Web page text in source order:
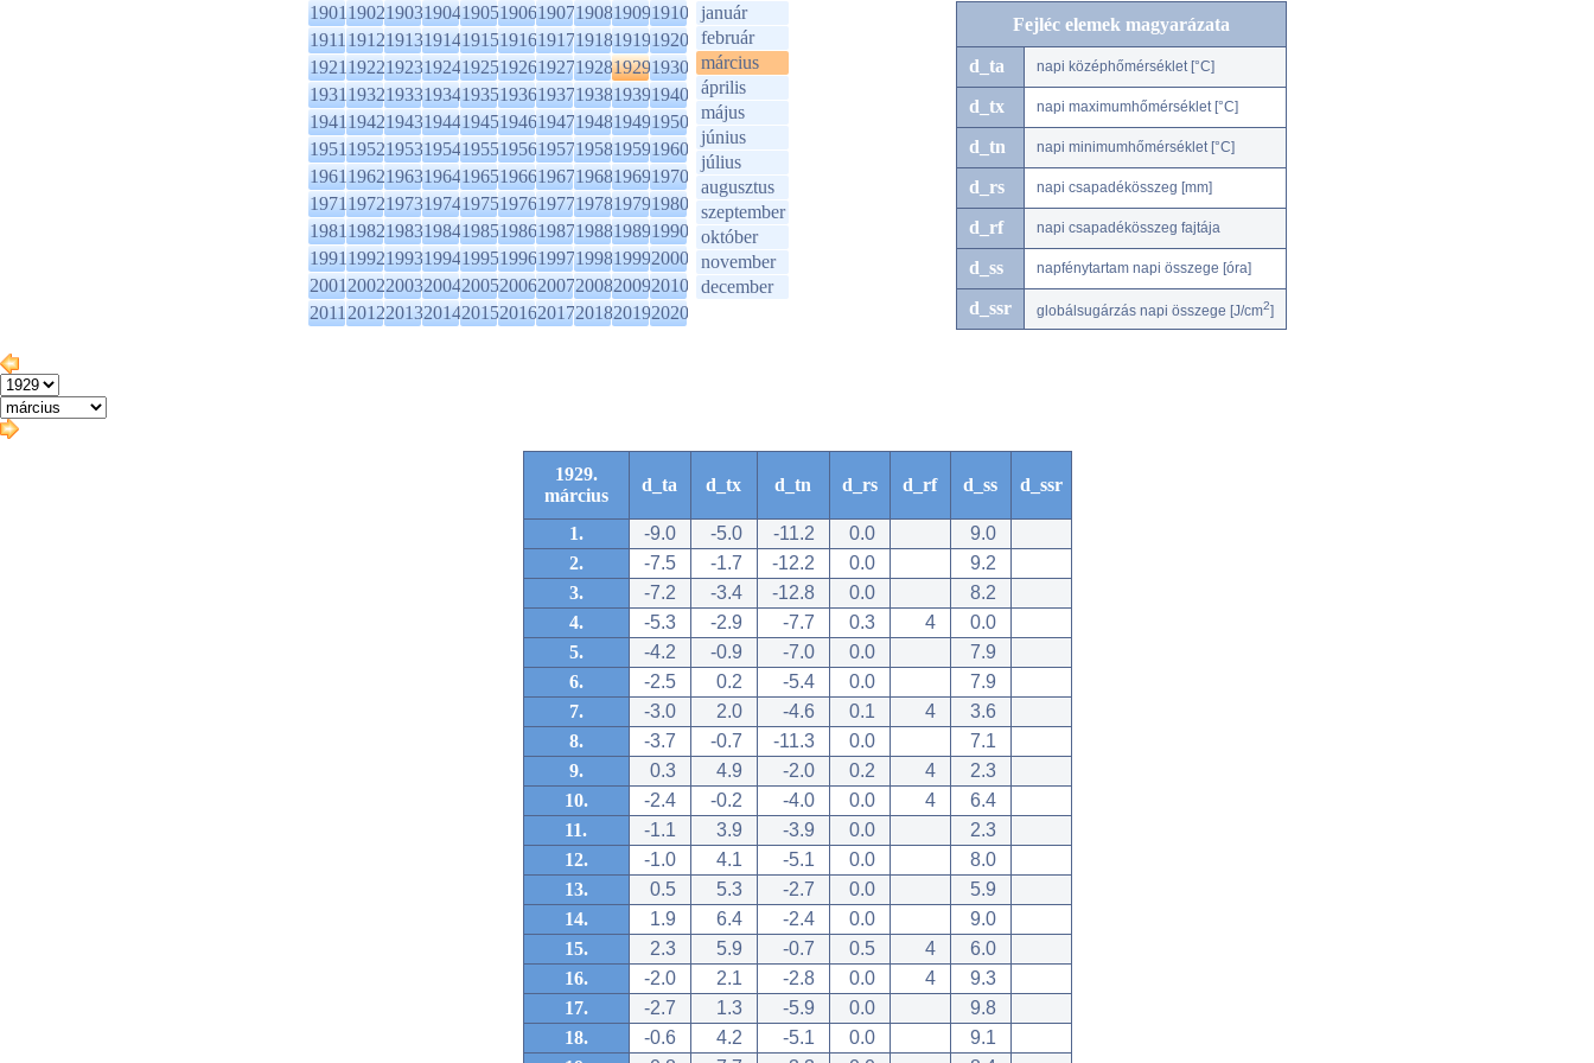
1901190219031904190519061907190819091910
1911191219131914191519161917191819191920
1921192219231924192519261927192819291930
1931193219331934193519361937193819391940
1941194219431944194519461947194819491950
1951195219531954195519561957195819591960
1961196219631964196519661967196819691970
1971197219731974197519761977197819791980
1981198219831984198519861987198819891990
1991199219931994199519961997199819992000
2001200220032004200520062007200820092010
2011201220132014201520162017201820192020
január
február
március
április
május
június
július
augusztus
szeptember
október
november
december
Fejléc elemek magyarázata
d_ta napi középhőmérséklet [°C]
d_tx napi maximumhőmérséklet [°C]
d_tn napi minimumhőmérséklet [°C]
d_rs napi csapadékösszeg [mm]
d_rf napi csapadékösszeg fajtája
d_ss napfénytartam napi összege [óra]
d_ssr globálsugárzás napi összege [J/cm2]
1929.
március
d_ta d_tx d_tn d_rs d_rf d_ss d_ssr
1. -9.0 -5.0 -11.2 0.0
9.0
2.
-7.5 -1.7 -12.2 0.0
9.2
3.
-7.2 -3.4 -12.8 0.0
8.2
4.
-5.3 -2.9 -7.7 0.3 4
0.0
5.
-4.2 -0.9 -7.0 0.0
7.9
6.
-2.5 0.2 -5.4 0.0
7.9
7.
-3.0 2.0 -4.6 0.1 4
3.6
8.
-3.7 -0.7 -11.3 0.0
7.1
9.
0.3 4.9 -2.0 0.2 4
2.3
10.
-2.4 -0.2 -4.0 0.0 4
6.4
11.
-1.1 3.9 -3.9 0.0
2.3
12.
-1.0 4.1 -5.1 0.0
8.0
13.
0.5 5.3 -2.7 0.0
5.9
14.
1.9 6.4 -2.4 0.0
9.0
15.
2.3 5.9 -0.7 0.5 4
6.0
16.
-2.0 2.1 -2.8 0.0 4
9.3
17.
-2.7 1.3 -5.9 0.0
9.8
18.
-0.6 4.2 -5.1 0.0
9.1